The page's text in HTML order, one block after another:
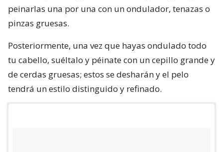
peinarlas una por una con un ondulador, tenazas o
pinzas gruesas.
Posteriormente, una vez que hayas ondulado todo
tu cabello, suéltalo y péinate con un cepillo grande y
de cerdas gruesas; estos se desharán y el pelo
tendrá un estilo distinguido y refinado.